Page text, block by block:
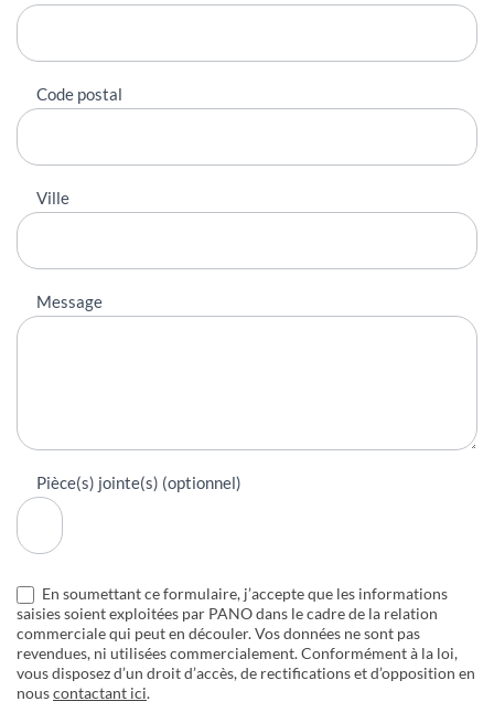
Code postal
Ville
Message
Pièce(s) jointe(s) (optionnel)
En soumettant ce formulaire, j’accepte que les informations
saisies soient exploitées par PANO dans le cadre de la relation
commerciale qui peut en découler. Vos données ne sont pas
revendues, ni utilisées commercialement. Conformément à la loi,
vous disposez d’un droit d’accès, de rectifications et d’opposition en
nouscontactant ici.